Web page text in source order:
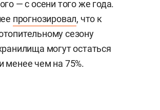
— с осени того же года.
прогнозировал, что к
сезону
могут остаться
менее чем на 75%.